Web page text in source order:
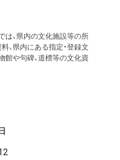
は、県内の文化施設等の所
、県内にある指定・登録文
館や句碑、道標等の文化資